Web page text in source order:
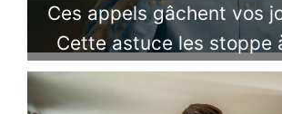
Ces appels gâchent vos
Cette astuce les stoppe